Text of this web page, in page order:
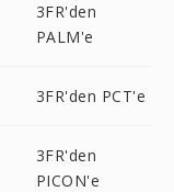
3FR'den
PALM'e
3FR'den PCT'e
3FR'den
PICON'e